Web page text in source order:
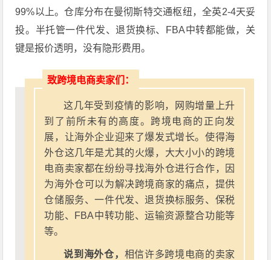
99%以上。仓库分布在曼彻斯特交通枢纽，全英2-4天妥
投。半托管一件代发、退货换标、FBA中转都能做，关
键是报价透明，没有隐形费用。
致跨境电商卖家们：
这几年受到疫情的影响，网购增量上升
到了前所未有的高度。跨境电商的正向发
展，让海外企业迎来了爆发式增长。使得海
外仓这几年是尤其的火爆，大大小小的跨境
电商卖家都在纷纷寻找海外仓进行合作，因
为海外仓可以为解决跨境商家的痛点，提供
仓储服务、一件代发、退货换标服务、保税
功能、FBA中转功能、运输资源整合功能等
等。
说到海外仓， 相信许多跨境电商的卖家